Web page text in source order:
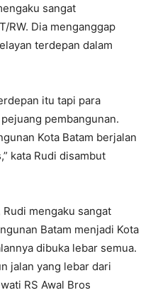
sangat
RW. Dia menganggap
terdepan dalam
itu tapi para
pejuang pembangunan.
Kota Batam berjalan
kata Rudi disambut
mengaku sangat
Batam menjadi Kota
dibuka lebar semua.
jalan yang lebar dari
RS Awal Bros